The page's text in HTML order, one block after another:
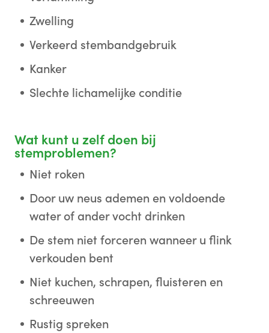
Zwelling
Verkeerd stembandgebruik
Kanker
Slechte lichamelijke conditie
Wat kunt u zelf doen bij
stemproblemen?
Niet roken
Door uw neus ademen en voldoende
water of ander vocht drinken
De stem niet forceren wanneer u flink
verkouden bent
Niet kuchen, schrapen, fluisteren en
schreeuwen
Rustig spreken